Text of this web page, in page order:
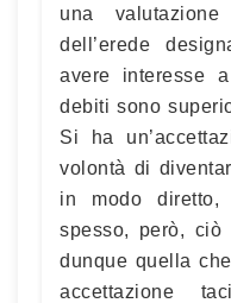
una
dell’erede
avere interesse
debiti sono
Si ha
volontà di
in modo
spesso, però,
dunque quella
accettazione